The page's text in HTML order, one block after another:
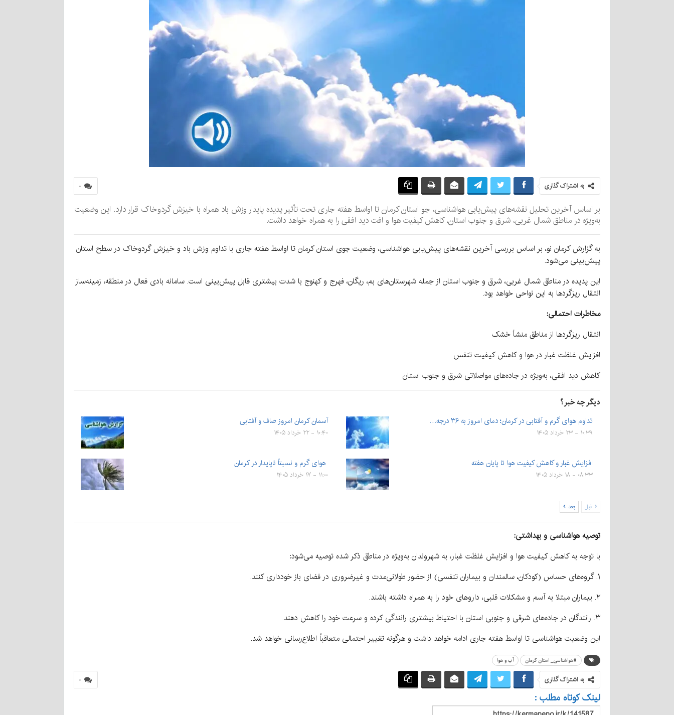
۰ به اشتراک گذاری
بر اساس آخرین تحلیل نقشه‌های پیش‌یابی هواشناسی، جو استان کرمان تا اواسط هفته جاری تحت تأثیر پدیده پایدار وزش باد همراه با خیزش گردوخاک قرار دارد. این وضعیت
به‌ویژه در مناطق شمال غربی، شرق و جنوب استان، کاهش کیفیت هوا و افت دید افقی را به همراه خواهد داشت.
به گزارش کرمان نو، بر اساس بررسی آخرین نقشه‌های پیش‌یابی هواشناسی، وضعیت جوی استان کرمان تا اواسط هفته جاری با تداوم وزش باد و خیزش گردوخاک در سطح استان
پیش‌بینی می‌شود.
این پدیده در مناطق شمال غربی، شرق و جنوب استان از جمله شهرستان‌های بم، ریگان، فهرج و کهنوج با شدت بیشتری قابل پیش‌بینی است. سامانه بادی فعال در منطقه، زمینه‌ساز
انتقال ریزگردها به این نواحی خواهد بود.
مخاطرات احتمالی:
انتقال ریزگردها از مناطق منشأ خشک
افزایش غلظت غبار در هوا و کاهش کیفیت تنفس
کاهش دید افقی، به‌ویژه در جاده‌های مواصلاتی شرق و جنوب استان
دیگر چه خبر؟
تداوم هوای گرم و آفتابی در کرمان؛ دمای امروز به ۳۶ درجه…
۱۰:۳۹ - ۲۳ خرداد ۱۴۰۵
آسمان کرمان امروز صاف و آفتابی
۱۰:۴۰ - ۲۲ خرداد ۱۴۰۵
افزایش غبار و کاهش کیفیت هوا تا پایان هفته
۰۸:۳۳ - ۱۸ خرداد ۱۴۰۵
هوای گرم و نسبتاً ناپایدار در کرمان
۱۱:۰۰ - ۱۷ خرداد ۱۴۰۵
قبل بعد
توصیه هواشناسی و بهداشتی:
با توجه به کاهش کیفیت هوا و افزایش غلظت غبار، به شهروندان به‌ویژه در مناطق ذکر شده توصیه می‌شود:
۱. گروه‌های حساس (کودکان، سالمندان و بیماران تنفسی) از حضور طولانی‌مدت و غیرضروری در فضای باز خودداری کنند.
۲. بیماران مبتلا به آسم و مشکلات قلبی، داروهای خود را به همراه داشته باشند.
۳. رانندگان در جاده‌های شرقی و جنوبی استان با احتیاط بیشتری رانندگی کرده و سرعت خود را کاهش دهند.
این وضعیت هواشناسی تا اواسط هفته جاری ادامه خواهد داشت و هرگونه تغییر احتمالی متعاقباً اطلاع‌رسانی خواهد شد.
#هواشناسی_ استان کرمان آب و هوا
۰ به اشتراک گذاری
لینک کوتاه مطلب :